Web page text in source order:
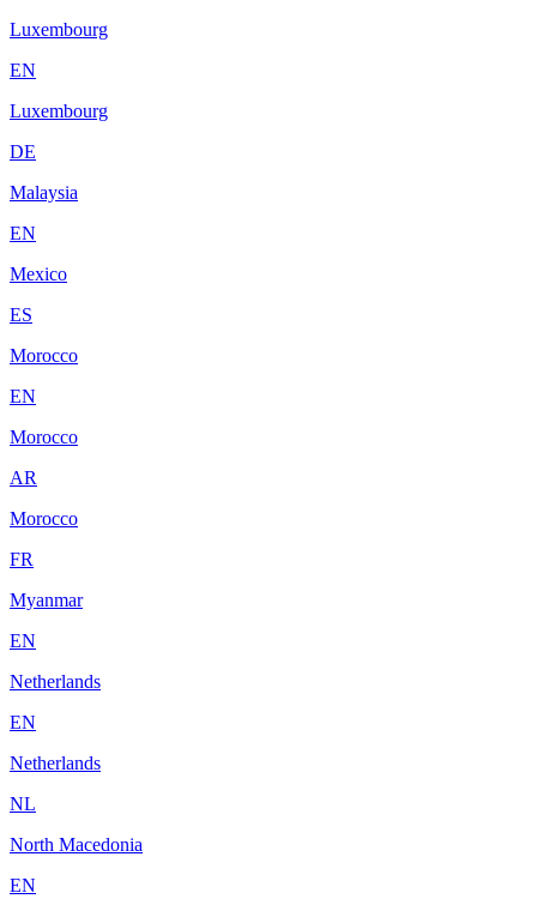
Luxembourg
EN
Luxembourg
DE
Malaysia
EN
Mexico
ES
Morocco
EN
Morocco
AR
Morocco
FR
Myanmar
EN
Netherlands
EN
Netherlands
NL
North Macedonia
EN